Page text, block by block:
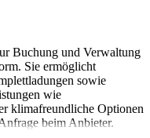
Buchung und Verwaltung
Sie ermöglicht
sowie
wie
klimafreundliche Optionen
beim Anbieter.